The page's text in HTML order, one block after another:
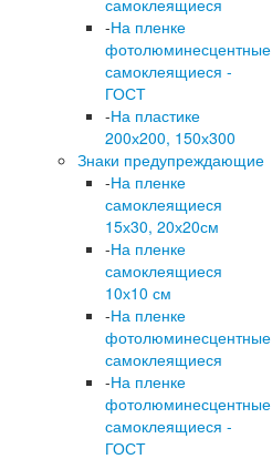
-На пленке
фотолюминесцентные
самоклеящиеся -
ГОСТ
-На пластике
200х200, 150х300
Знаки предупреждающие
-На пленке
самоклеящиеся
15х30, 20х20см
-На пленке
самоклеящиеся
10х10 см
-На пленке
фотолюминесцентные
самоклеящиеся
-На пленке
фотолюминесцентные
самоклеящиеся -
ГОСТ